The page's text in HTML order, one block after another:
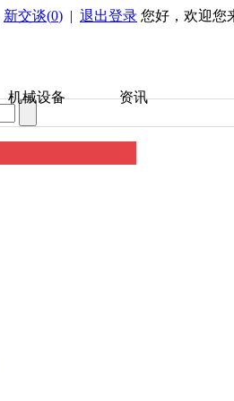
新交谈(0) | 退出登录 您好，欢迎您
械设备 资讯